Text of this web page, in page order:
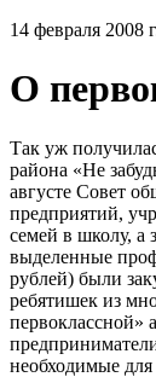
14 февраля 2008
О
Так уж
района «Не
августе Совет
предприятий,
семей в школу, а
выделенные
рублей) были
ребятишек из
первоклассной»
необходимые